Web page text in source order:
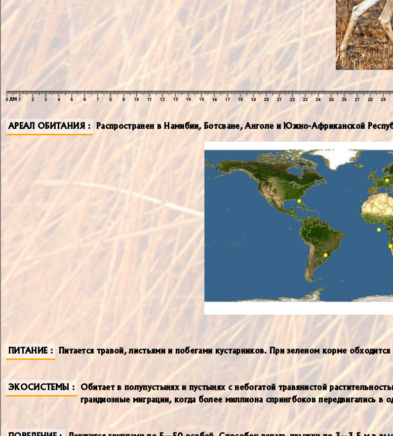
АРЕАЛ ОБИТАНИЯ Распространен в Намибии, Ботсване, Анголе и Южно-Африканской
ПИТАНИЕ Питается травой, листьями и побегами кустарников. При зеленом корме обходится
ЭКОСИСТЕМЫ Обитает в полупустынях и пустынях с небогатой травянистой
грандиозные миграции, когда более миллиона спрингбоков передвигались в